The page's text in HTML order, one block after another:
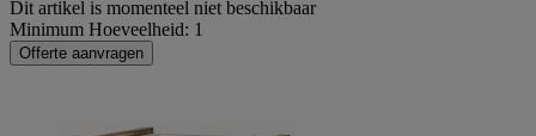
Dit artikel is momenteel niet beschikbaar
Minimum Hoeveelheid: 1
Offerte aanvragen